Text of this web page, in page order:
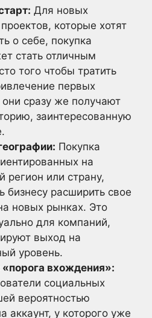
Для новых
которые хотят
о себе, покупка
стать отличным
того чтобы тратить
первых
сразу же получают
заинтересованную
Покупка
на
регион или страну,
бизнесу расширить свое
новых рынках. Это
для компаний,
выход на
уровень.
вхождения»:
социальных
вероятностью
аккаунт, у которого уже